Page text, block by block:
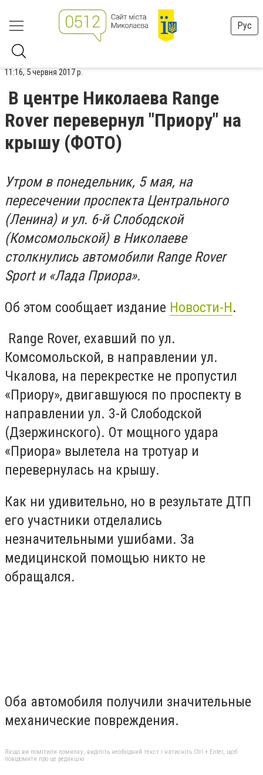
Рус
11:16, 5 червня 2017 р.
В центре Николаева Range
Rover перевернул "Приору" на
крышу (ФОТО)
Утром в понедельник, 5 мая, на
пересечении проспекта Центрального
(Ленина) и ул. 6-й Слободской
(Комсомольской) в Николаеве
столкнулись автомобили Range Rover
Sport и «Лада Приора».
Об этом сообщает издание Новости-Н.
Range Rover, ехавший по ул.
Комсомольской, в направлении ул.
Чкалова, на перекрестке не пропустил
«Приору», двигавшуюся по проспекту в
направлении ул. 3-й Слободской
(Дзержинского). От мощного удара
«Приора» вылетела на тротуар и
перевернулась на крышу.
Как ни удивительно, но в результате ДТП
его участники отделались
незначительными ушибами. За
медицинской помощью никто не
обращался.
Оба автомобиля получили значительные
механические повреждения.
Якщо ви помітили помилку, виділіть необхідний текст і натисніть Ctrl + Enter, щоб
повідомити про це редакцію